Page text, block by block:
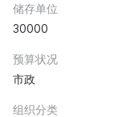
储存单位
30000
预算状况
市政
组织分类